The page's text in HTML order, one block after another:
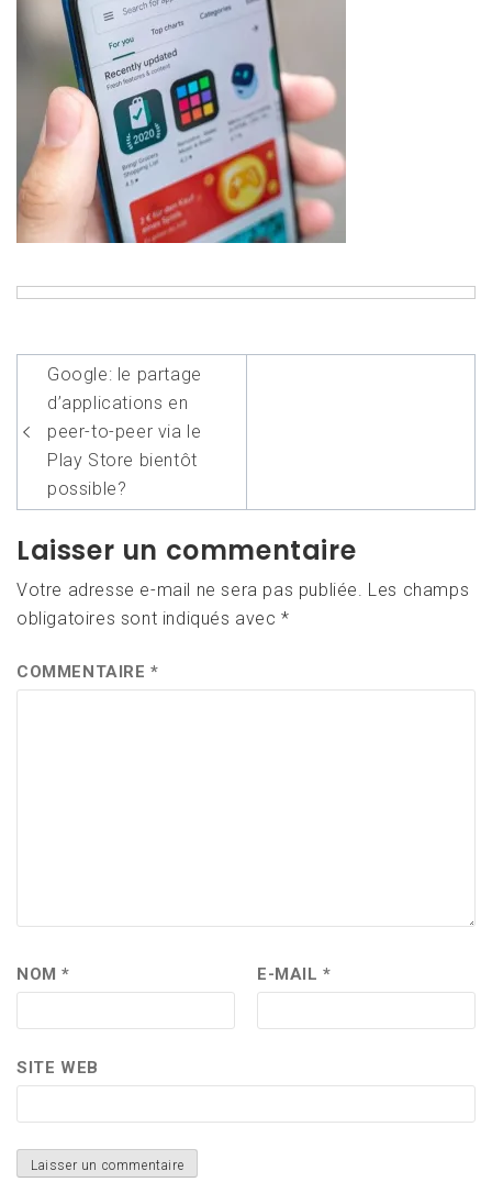
Navigation
de
l’article
Google: le partage
d’applications en
peer-to-peer via le
Play Store bientôt
possible?
Laisser un commentaire
Votre adresse e-mail ne sera pas publiée. Les champs
obligatoires sont indiqués avec*
COMMENTAIRE*
NOM* E-MAIL*
SITE WEB